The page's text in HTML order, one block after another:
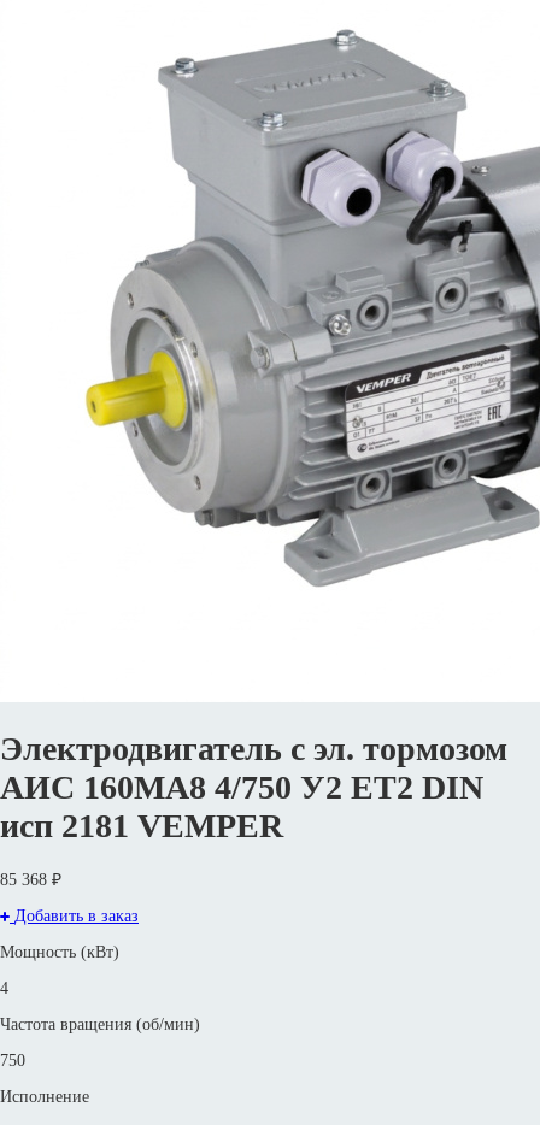
Электродвигатель с эл. тормозом
АИС 160MА8 4/750 У2 ET2 DIN
исп 2181 VEMPER
85 368 ₽
Добавить в заказ
Мощность (кВт)
4
Частота вращения (об/мин)
750
Исполнение